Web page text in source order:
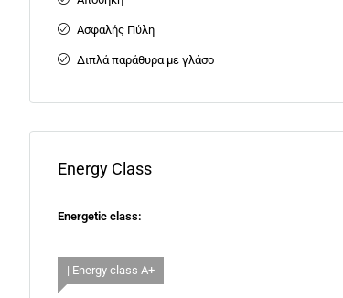
Ασφαλής Πύλη
Διπλά παράθυρα με γλάσο
Energy Class
Energetic class:
| Energy class A+